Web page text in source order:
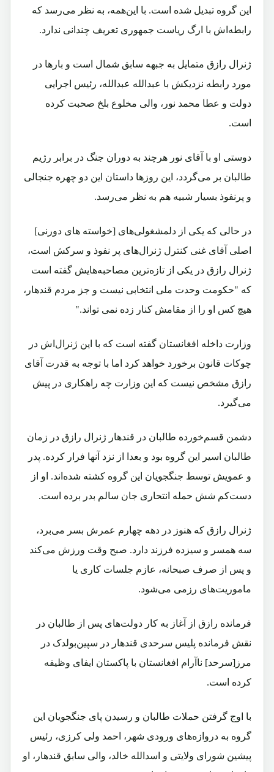
این گروه تبدیل شده است. با این‌همه، به نظر می‌رسد که
رابطه‌‌اش با ارگ ریاست جمهوری تعریف چندانی ندارد.
ژنرال رازق متمایل به جبهه سابق شمال است و بارها در
مورد رابطه نزدیکش با عبدالله عبدالله، رئیس اجرایی
دولت و عطا محمد نور، والی مخلوع بلخ صحبت کرده
است.
دوستی او با آقای نور هرچند به دوران جنگ در برابر رژیم
طالبان بر می‌گردد، این روزها داستان این دو چهره جنجالی
و پرنفوذ بسیار شبیه هم به نظر می‌رسد.
در حالی که یکی از دلمشغولی‌های [خواسته های دورنی]
اصلی آقای غنی کنترل ژنرال‌های پر نفوذ و سرکش است،
ژنرال رازق در یکی از تازه‌ترین مصاحبه‌هایش گفته است
که "حکومت وحدت ملی انتخابی نیست و جز مردم قندهار،
هیچ کس او را از مقامش کنار زده نمی تواند."
وزارت داخله افغانستان گفته است که با این ژنرال‌اش در
چوکات قانون برخورد خواهد کرد اما با توجه به قدرت آقای
رازق مشخص نیست که این وزارت چه راهکاری در پیش
می‌گیرد.
دشمن قسم‌خورده طالبان در قندهار ژنرال رازق در زمان
طالبان اسیر این گروه بود و بعدا از نزد آنها فرار کرده. پدر
و عمویش توسط جنگجویان این گروه کشته‌ شده‌اند. او از
دست‌کم شش حمله انتحاری جان سالم بدر برده است.
ژنرال رازق که هنوز در دهه چهارم عمرش بسر می‌برد،
سه همسر و سیزده فرزند دارد. صبح وقت ورزش می‌کند
و پس از صرف صبحانه، عازم جلسات کاری یا
ماموریت‌های رزمی می‌شود.
فرمانده رازق از آغاز به کار دولت‌های پس از طالبان در
نقش فرمانده پلیس سرحدی قندهار در سپین‌بولدک در
مرز[سرحد] ناآرام افغانستان با پاکستان ایفای وظیفه
کرده است.
با اوج گرفتن حملات طالبان و رسیدن پای جنگجویان این
گروه به دروازه‌های ورودی شهر، احمد ولی کرزی، رئیس
پیشین شورای ولایتی و اسدالله خالد، والی سابق قندهار، او